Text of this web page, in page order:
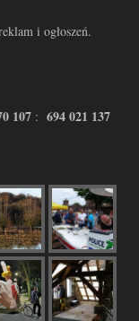
i ogłoszeń.
107 : 694 021 137